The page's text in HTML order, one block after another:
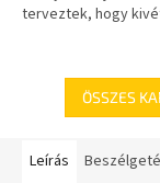
terveztek, hogy
tartósságot és...
ÖSSZES
Leírás